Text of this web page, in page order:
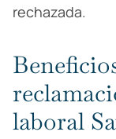
rechazada.
laboral